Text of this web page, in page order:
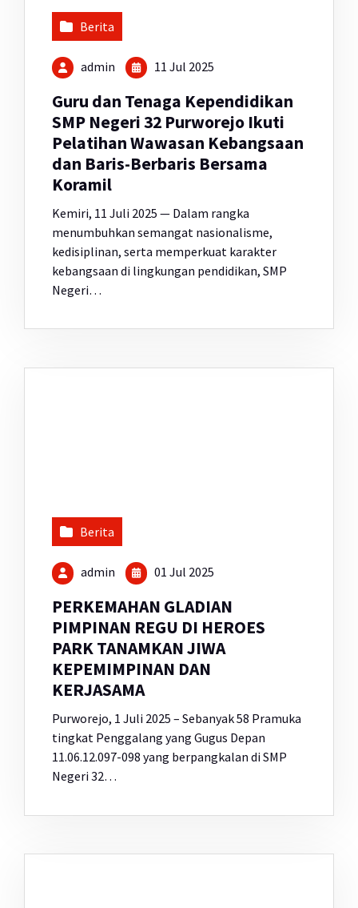
Berita
admin 11 Jul 2025
Guru dan Tenaga Kependidikan
SMP Negeri 32 Purworejo Ikuti
Pelatihan Wawasan Kebangsaan
dan Baris-Berbaris Bersama
Koramil
Kemiri, 11 Juli 2025 — Dalam rangka
menumbuhkan semangat nasionalisme,
kedisiplinan, serta memperkuat karakter
kebangsaan di lingkungan pendidikan, SMP
Negeri…
Berita
admin 01 Jul 2025
PERKEMAHAN GLADIAN
PIMPINAN REGU DI HEROES
PARK TANAMKAN JIWA
KEPEMIMPINAN DAN
KERJASAMA
Purworejo, 1 Juli 2025 – Sebanyak 58 Pramuka
tingkat Penggalang yang Gugus Depan
11.06.12.097-098 yang berpangkalan di SMP
Negeri 32…